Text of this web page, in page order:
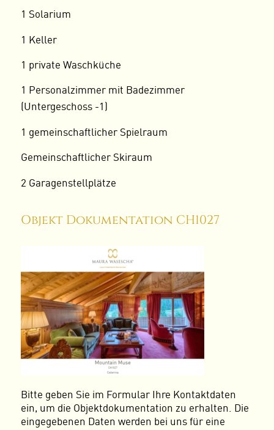
1 Solarium
1 Keller
1 private Waschküche
1 Personalzimmer mit Badezimmer
(Untergeschoss -1)
1 gemeinschaftlicher Spielraum
Gemeinschaftlicher Skiraum
2 Garagenstellplätze
Objekt Dokumentation CH1027
Bitte geben Sie im Formular Ihre Kontaktdaten
ein, um die Objektdokumentation zu erhalten. Die
eingegebenen Daten werden bei uns für eine